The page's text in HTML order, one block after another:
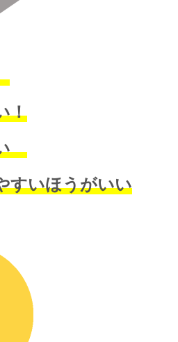
！
い
すいほうがいい